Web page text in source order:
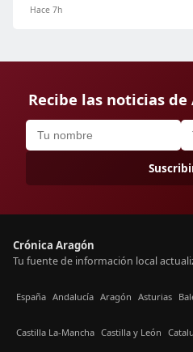
Hace 7h
Recibe las noticias
Crónica Aragón
Tu fuente de información local
España Andalucía Aragón Asturias
Castilla La-Mancha Castilla y León